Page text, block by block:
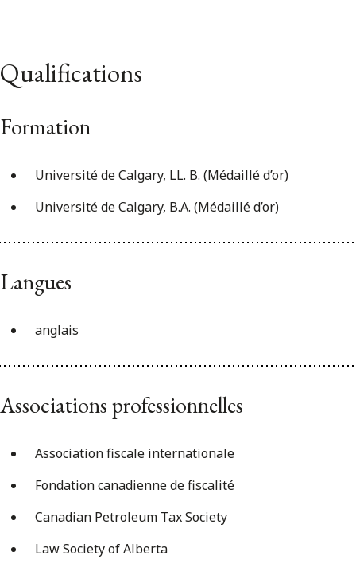
Qualifications
Formation
Université de Calgary, LL. B. (Médaillé d’or)
Université de Calgary, B.A. (Médaillé d’or)
Langues
anglais
Associations professionnelles
Association fiscale internationale
Fondation canadienne de fiscalité
Canadian Petroleum Tax Society
Law Society of Alberta